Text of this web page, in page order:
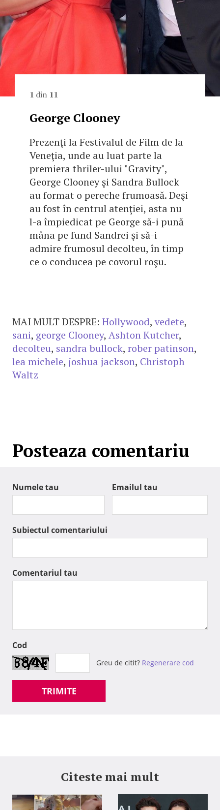
1 din 11
George Clooney
Prezenţi la Festivalul de Film de la
Veneţia, unde au luat parte la
premiera thriler-ului "Gravity",
George Clooney şi Sandra Bullock
au format o pereche frumoasă. Deşi
au fost în centrul atenţiei, asta nu
l-a împiedicat pe George să-i pună
mâna pe fund Sandrei şi să-i
admire frumosul decolteu, în timp
ce o conducea pe covorul roşu.
MAI MULT DESPRE: Hollywood, vedete,
sani, george Clooney, Ashton Kutcher,
decolteu, sandra bullock, rober patinson,
lea michele, joshua jackson, Christoph
Waltz
Posteaza comentariu
Numele tau Emailul tau
Subiectul comentariului
Comentariul tau
Cod
Greu de citit? Regenerare cod
TRIMITE
Citeste mai mult